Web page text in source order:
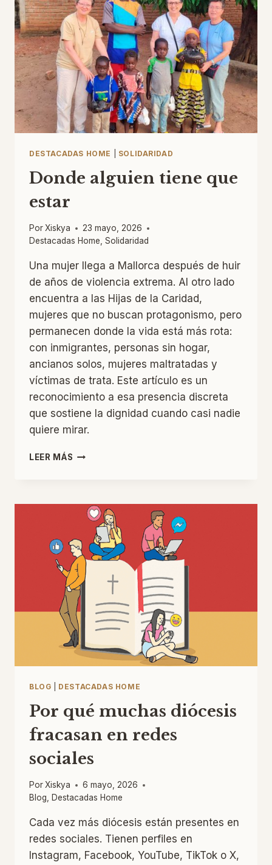
LÍDER
SINODAL
DESTACADAS HOME SOLIDARIDAD
Donde alguien tiene que
estar
PorXiskya
23 mayo, 2026
Destacadas Home, Solidaridad
Una mujer llega a Mallorca después de huir
de años de violencia extrema. Al otro lado
encuentra a las Hijas de la Caridad,
mujeres que no buscan protagonismo, pero
permanecen donde la vida está más rota:
con inmigrantes, personas sin hogar,
ancianos solos, mujeres maltratadas y
víctimas de trata. Este artículo es un
reconocimiento a esa presencia discreta
que sostiene la dignidad cuando casi nadie
quiere mirar.
LEER MÁS DONDE
ESTAR
BLOG DESTACADAS HOME
Por qué muchas diócesis
fracasan en redes
sociales
PorXiskya
6 mayo, 2026
Blog, Destacadas Home
Cada vez más diócesis están presentes en
redes sociales. Tienen perfiles en
Instagram, Facebook, YouTube, TikTok o X,